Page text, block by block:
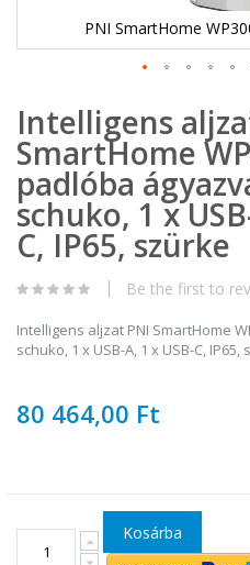
PNI SmartHome
a
képgaléria
elejére
Intelligens
SmartHome
padlóba
schuko, 1 x
C, IP65, szürke
Be the first to
Intelligens aljzat PNI SmartHome
schuko, 1 x USB-A, 1 x USB-C, IP65,
80 464,00 Ft
Kosárba